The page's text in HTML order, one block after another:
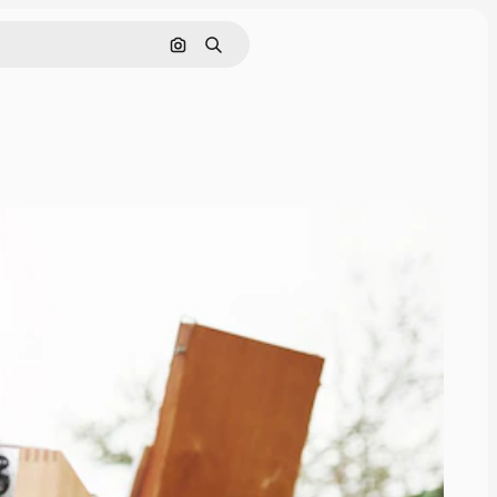
Поиск по изображению
Поиск